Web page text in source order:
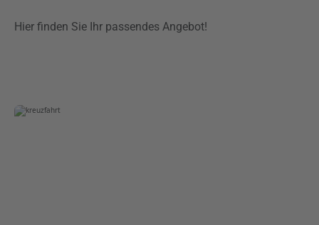
Hier finden Sie Ihr passendes Angebot!